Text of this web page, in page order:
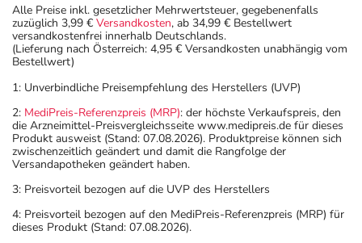
Alle Preise inkl. gesetzlicher Mehrwertsteuer, gegebenenfalls
zuzüglich 3,99 € Versandkosten, ab 34,99 € Bestellwert
versandkostenfrei innerhalb Deutschlands.
(Lieferung nach Österreich: 4,95 € Versandkosten unabhängig vom
Bestellwert)
1: Unverbindliche Preisempfehlung des Herstellers (UVP)
2: MediPreis-Referenzpreis (MRP): der höchste Verkaufspreis, den
die Arzneimittel-Preisvergleichsseite www.medipreis.de für dieses
Produkt ausweist (Stand: 07.08.2026). Produktpreise können sich
zwischenzeitlich geändert und damit die Rangfolge der
Versandapotheken geändert haben.
3: Preisvorteil bezogen auf die UVP des Herstellers
4: Preisvorteil bezogen auf den MediPreis-Referenzpreis (MRP) für
dieses Produkt (Stand: 07.08.2026).